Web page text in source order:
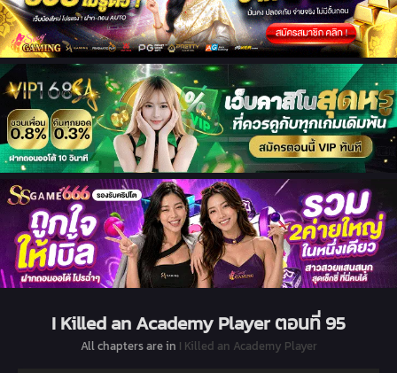
I Killed an Academy Player ตอนที่ 95
All chapters are in I Killed an Academy Player